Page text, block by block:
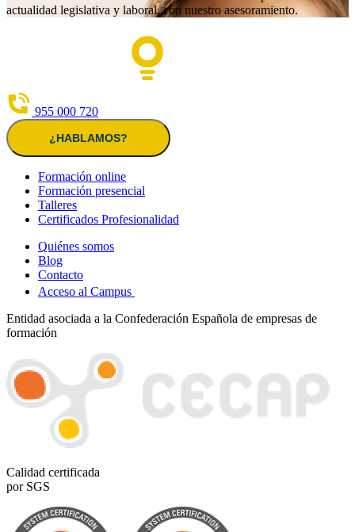
actualidad legislativa y laboral, con nuestro asesoramiento.
955 000 720
¿HABLAMOS?
Formación online
Formación presencial
Talleres
Certificados Profesionalidad
Quiénes somos
Blog
Contacto
Acceso al Campus
Entidad asociada a la Confederación Española de empresas de
formación
Calidad certificada
por SGS